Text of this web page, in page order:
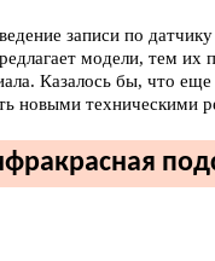
записи по
модели, тем их
Казалось бы, что
новыми